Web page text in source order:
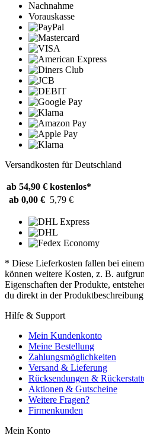
Nachnahme
Vorauskasse
Versandkosten für Deutschland
ab 54,90 € kostenlos*
ab 0,00 € 5,79 €
* Diese Lieferkosten fallen bei
können weitere Kosten, z. B.
Eigenschaften der Produkte,
du direkt in der
Hilfe & Support
Mein Kundenkonto
Meine Bestellung
Zahlungsmöglichkeiten
Versand & Lieferung
Rücksendungen &
Aktionen & Gutscheine
Weitere Fragen?
Firmenkunden
Mein Konto